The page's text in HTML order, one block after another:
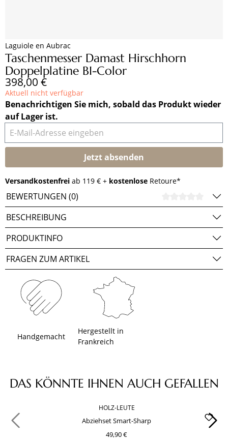
Laguiole en Aubrac
Taschenmesser Damast Hirschhorn
Doppelplatine BI-Color
Regulärer Preis:
398,00 €
Aktuell nicht verfügbar
Benachrichtigen Sie mich, sobald das Produkt wieder
auf Lager ist.
E-Mail-Adresse eingeben
Jetzt absenden
Versandkostenfrei ab 119 € + kostenlose Retoure*
BEWERTUNGEN (0)
BESCHREIBUNG
PRODUKTINFO
FRAGEN ZUM ARTIKEL
Handgemacht
Hergestellt in
Frankreich
Produktgalerie überspringen
DAS KÖNNTE IHNEN AUCH GEFALLEN
HOLZ-LEUTE
Abziehset Smart-Sharp
49,90 €